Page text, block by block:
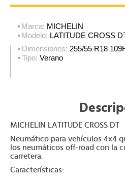
Marca: MICHELIN
Modelo: LATITUDE CROSS
Dimensiones: 255/55 R18
Tipo: Verano
MICHELIN LATITUDE CROSS DT
Neumático para vehículos 4x4
los neumáticos off-road con la
carretera.
Características: